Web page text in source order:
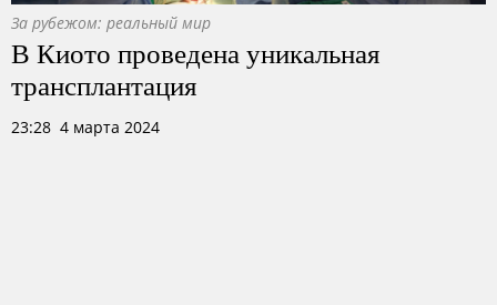
За рубежом: реальный мир
В Киото проведена уникальная
трансплантация
23:28 4 марта 2024